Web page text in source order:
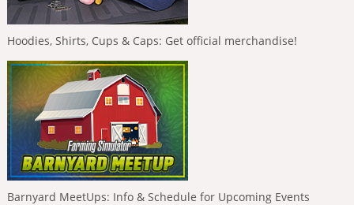
Hoodies, Shirts, Cups & Caps: Get official merchandise!
Barnyard MeetUps: Info & Schedule for Upcoming Events